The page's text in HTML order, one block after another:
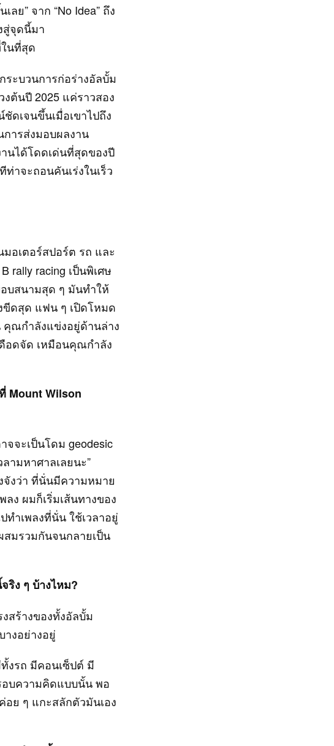
ย” จาก “No Idea” ถึง
สู่จุดนี้มา
นที่สุด
ะบวนการก่อร่างอัลบั้ม
งต้นปี 2025 แค่ราวสอง
ดเจนขึ้นเมื่อเขาไปถึง
ารส่งมอบผลงาน
นได้โดดเด่นที่สุดของปี
าจะถอนคันเร่งในเร็ว
อเตอร์สปอร์ต รถ และ
rally racing เป็นพิเศษ
บสนามสุด ๆ มันทำให้
ขีดสุด แฟน ๆ เปิดโหมด
คุณกำลังแข่งอยู่ด้านล่าง
อดจัด เหมือนคุณกำลัง
Mount Wilson
จจะเป็นโดม geodesic
ามหาศาลเลยนะ”
จังว่า ที่นั่นมีความหมาย
ลง ผมก็เริ่มเส้นทางของ
ำเพลงที่นั่น ใช้เวลาอยู่
สมรวมกันจนกลายเป็น
ริง ๆ บ้างไหม?
สร้างของทั้งอัลบั้ม
งอย่างอยู่
งรถ มีคอนเซ็ปต์ มี
อบความคิดแบบนั้น พอ
ย ๆ แกะสลักตัวมันเอง